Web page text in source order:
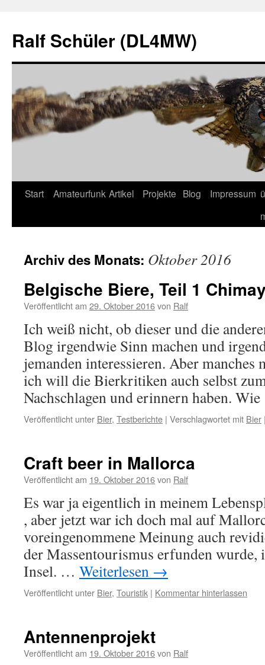
springen
Ralf Schüler (DL4MW)
Start Amateurfunk Artikel Projekte Blog Impressum
Archiv des Monats: Oktober 2016
Belgische Biere, Teil 1
Veröffentlicht am 29. Oktober 2016von Ralf
Ich weiß nicht, ob dieser und die
Blog irgendwie Sinn machen und
jemanden interessieren. Aber manches
ich will die Bierkritiken auch selbst
Nachschlagen und erinnern haben.
Veröffentlicht unter Bier, Testberichte | Verschlagwortet mit Bier
Craft beer in Mallorca
Veröffentlicht am 19. Oktober 2016von Ralf
Es war ja eigentlich in meinem
, aber jetzt war ich doch mal auf
voreingenommene Meinung auch
der Massentourismus erfunden wurde,
Insel. … Weiterlesen →
Veröffentlicht unter Bier, Touristik | Kommentar hinterlassen
Antennenprojekt
Veröffentlicht am 19. Oktober 2016von Ralf